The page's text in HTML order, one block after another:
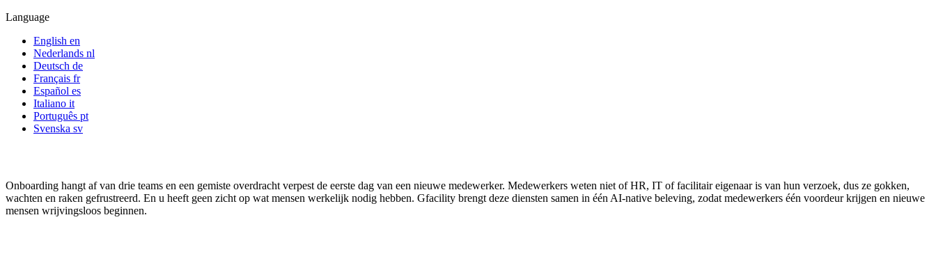
Language
English en
Nederlands nl
Deutsch de
Français fr
Español es
Italiano it
Português pt
Svenska sv
Onboarding hangt af van drie teams en een gemiste overdracht verpest de eerste dag van een nieuwe medewerker. Medewerkers weten niet of HR, IT of facilitair eigenaar is van hun verzoek, dus ze gokken,
wachten en raken gefrustreerd. En u heeft geen zicht op wat mensen werkelijk nodig hebben. Gfacility brengt deze diensten samen in één AI-native beleving, zodat medewerkers één voordeur krijgen en nieuwe
mensen wrijvingsloos beginnen.